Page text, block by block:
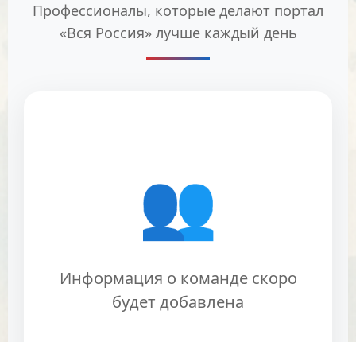
Профессионалы, которые делают портал
«Вся Россия» лучше каждый день
👥
Информация о команде скоро
будет добавлена